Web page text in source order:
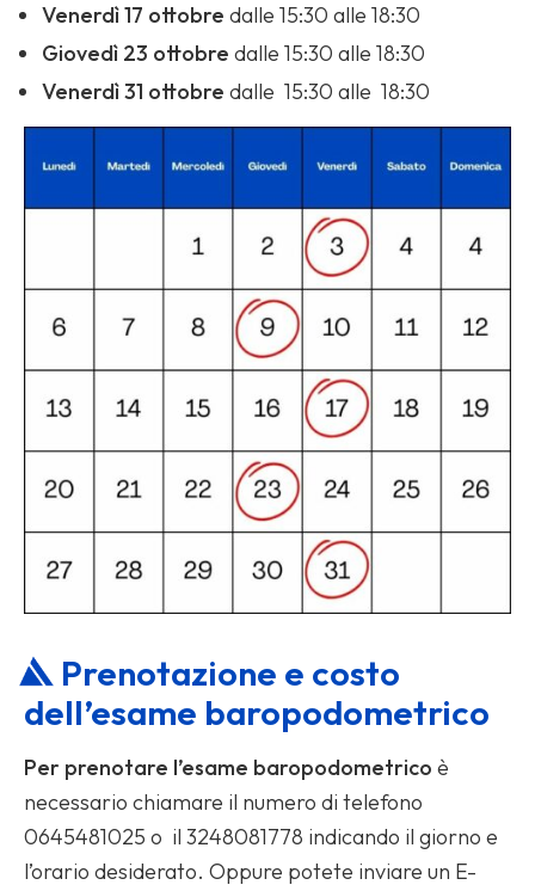
Venerdì 17 ottobre dalle 15:30 alle 18:30
Giovedì 23 ottobre dalle 15:30 alle 18:30
Venerdì 31 ottobre dalle 15:30 alle 18:30
Prenotazione e costo
dell’esame baropodometrico
Per prenotare l’esame baropodometrico è
necessario chiamare il numero di telefono
0645481025 o il 3248081778 indicando il giorno e
l’orario desiderato. Oppure potete inviare un E-